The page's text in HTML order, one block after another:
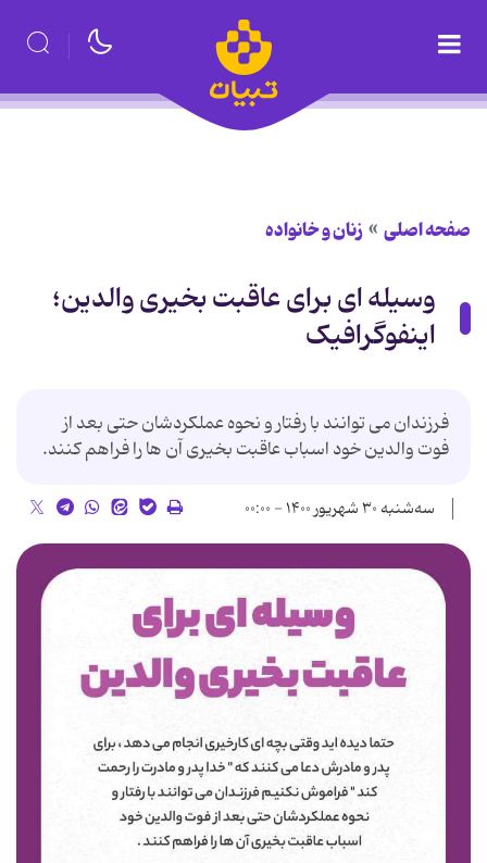
صفحه اصلی زنان و خانواده
وسیله ای برای عاقبت بخیری والدین؛
اینفوگرافیک
فرزندان می توانند با رفتار و نحوه عملکردشان حتی بعد از
فوت والدین خود اسباب عاقبت بخیری آن ها را فراهم کنند.
سه‌شنبه ۳۰ شهریور ۱۴۰۰ - ۰۰:۰۰